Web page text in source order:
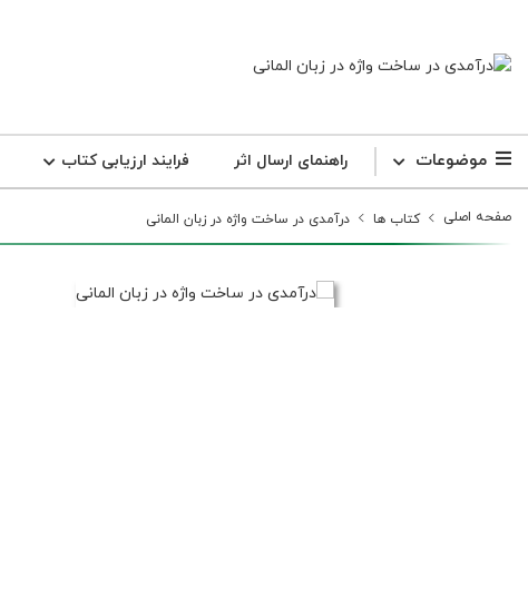
موضوعات راهنمای ارسال اثر فرایند ارزیابی کتاب
صفحه اصلی کتاب ها درآمدی در ساخت واژه در زبان المانی